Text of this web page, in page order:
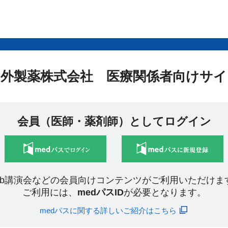
製薬株式会社 医療関係者向けサ
会員（医師・薬剤師）としてログイン
講演会などの会員向けコンテンツがご利用いただけま
ご利用には、 medパスIDが必要となります。
medパスに関する詳しいご紹介はこちら